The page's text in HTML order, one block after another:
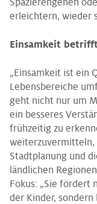
Spazierengehen
erleichtern, wieder
Einsamkeit
„Einsamkeit ist ein
Lebensbereiche
geht nicht nur um
ein besseres
frühzeitig zu
weiterzuvermitteln,
Stadtplanung und
ländlichen
Fokus: „Sie fördert
der Kinder,